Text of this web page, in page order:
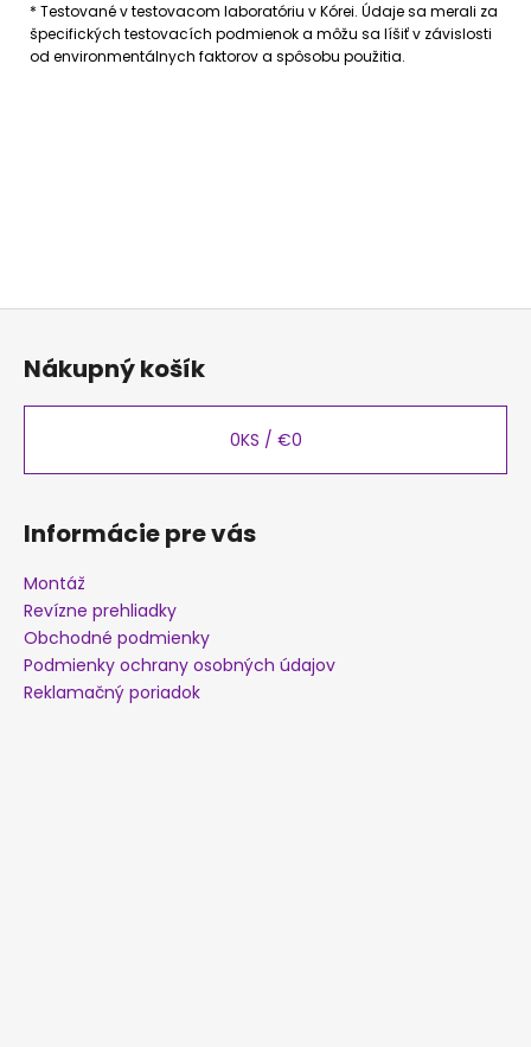
* Testované v testovacom laboratóriu v Kórei. Údaje sa merali za
špecifických testovacích podmienok a môžu sa líšiť v závislosti
od environmentálnych faktorov a spôsobu použitia.
Nákupný košík
0KS / €0
Informácie pre vás
Montáž
Revízne prehliadky
Obchodné podmienky
Podmienky ochrany osobných údajov
Reklamačný poriadok